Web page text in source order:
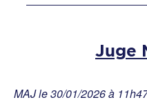
Juge
MAJ le 30/01/2026 à